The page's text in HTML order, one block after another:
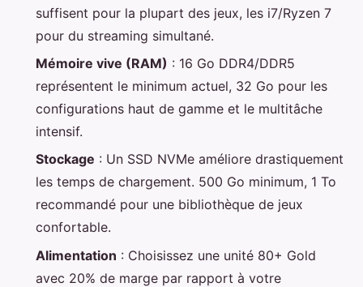
suffisent pour la plupart des jeux, les i7/Ryzen 7
pour du streaming simultané.
Mémoire vive (RAM) : 16 Go DDR4/DDR5
représentent le minimum actuel, 32 Go pour les
configurations haut de gamme et le multitâche
intensif.
Stockage : Un SSD NVMe améliore drastiquement
les temps de chargement. 500 Go minimum, 1 To
recommandé pour une bibliothèque de jeux
confortable.
Alimentation : Choisissez une unité 80+ Gold
avec 20% de marge par rapport à votre